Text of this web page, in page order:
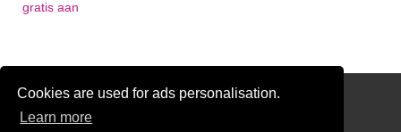
Cookies are used for ads personalisation.
Learn more
gratis aan
Schilder Offerte Aanvragen
links